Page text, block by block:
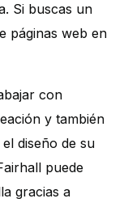
Si buscas un
páginas web en
con
y también
diseño de su
puede
gracias a